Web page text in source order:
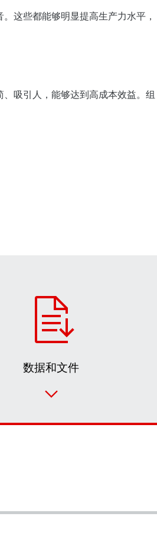
这些都能够明显提高生产力水平，
吸引人，能够达到高成本效益。组
数据和文件